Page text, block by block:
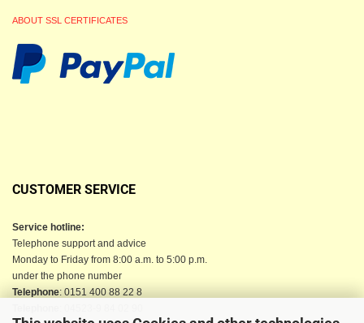
ABOUT SSL CERTIFICATES
CUSTOMER SERVICE
Service hotline:
Telephone support and advice
Monday to Friday from 8:00 a.m. to 5:00 p.m.
under the phone number
Telephone: 0151 400 88 22 8